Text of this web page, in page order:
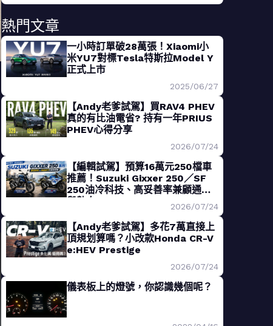
熱門文章
一小時訂單破28萬張！Xiaomi小
米YU7對標Tesla特斯拉Model Y
正式上市
2025/06/27
【Andy老爹試駕】買RAV4 PHEV
真的有比油電省? 持有一年PRIUS
PHEV心得分享
2026/07/24
【編輯試駕】預算16萬元250檔車
推薦！Suzuki Gixxer 250／SF
250油冷科技、高妥善率兼顧通勤
與熱血
2026/07/24
【Andy老爹試駕】多花7萬直接上
頂規划算嗎？小改款Honda CR-V
e:HEV Prestige
2026/07/24
儀表板上的燈號，你認識幾個呢？